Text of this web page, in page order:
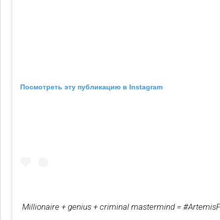
Посмотреть эту публикацию в Instagram
Millionaire + genius + criminal mastermind =